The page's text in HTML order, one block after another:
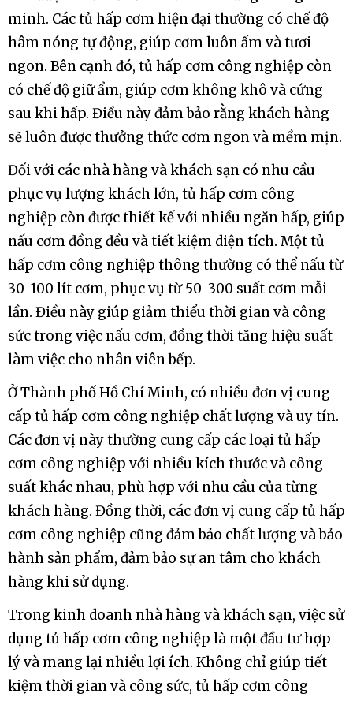
minh. Các tủ hấp cơm hiện đại thường có chế độ
hâm nóng tự động, giúp cơm luôn ấm và tươi
ngon. Bên cạnh đó, tủ hấp cơm công nghiệp còn
có chế độ giữ ẩm, giúp cơm không khô và cứng
sau khi hấp. Điều này đảm bảo rằng khách hàng
sẽ luôn được thưởng thức cơm ngon và mềm mịn.
Đối với các nhà hàng và khách sạn có nhu cầu
phục vụ lượng khách lớn, tủ hấp cơm công
nghiệp còn được thiết kế với nhiều ngăn hấp, giúp
nấu cơm đồng đều và tiết kiệm diện tích. Một tủ
hấp cơm công nghiệp thông thường có thể nấu từ
30-100 lít cơm, phục vụ từ 50-300 suất cơm mỗi
lần. Điều này giúp giảm thiểu thời gian và công
sức trong việc nấu cơm, đồng thời tăng hiệu suất
làm việc cho nhân viên bếp.
Ở Thành phố Hồ Chí Minh, có nhiều đơn vị cung
cấp tủ hấp cơm công nghiệp chất lượng và uy tín.
Các đơn vị này thường cung cấp các loại tủ hấp
cơm công nghiệp với nhiều kích thước và công
suất khác nhau, phù hợp với nhu cầu của từng
khách hàng. Đồng thời, các đơn vị cung cấp tủ hấp
cơm công nghiệp cũng đảm bảo chất lượng và bảo
hành sản phẩm, đảm bảo sự an tâm cho khách
hàng khi sử dụng.
Trong kinh doanh nhà hàng và khách sạn, việc sử
dụng tủ hấp cơm công nghiệp là một đầu tư hợp
lý và mang lại nhiều lợi ích. Không chỉ giúp tiết
kiệm thời gian và công sức, tủ hấp cơm công